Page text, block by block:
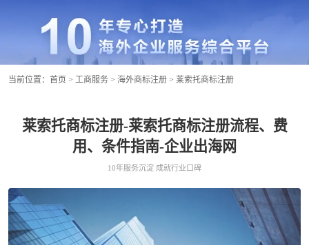
当前位置： 首页 > 工商服务 > 海外商标注册 > 莱索托商标注册
莱索托商标注册-莱索托商标注册流程、费
用、条件指南-企业出海网
10年服务沉淀 成就行业口碑